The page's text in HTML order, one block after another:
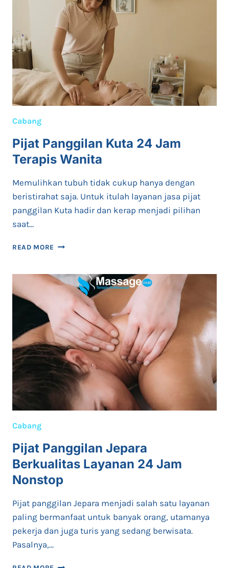
WANITA
Cabang
Pijat Panggilan Kuta 24 Jam
Terapis Wanita
Memulihkan tubuh tidak cukup hanya dengan
beristirahat saja. Untuk itulah layanan jasa pijat
panggilan Kuta hadir dan kerap menjadi pilihan
saat…
READ MORE PIJAT
24
JAM
TERAPIS
WANITA
Cabang
Pijat Panggilan Jepara
Berkualitas Layanan 24 Jam
Nonstop
Pijat panggilan Jepara menjadi salah satu layanan
paling bermanfaat untuk banyak orang, utamanya
pekerja dan juga turis yang sedang berwisata.
Pasalnya,…
PIJAT